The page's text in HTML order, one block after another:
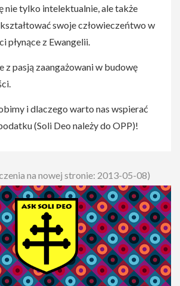
nie tylko intelektualnie, ale także
swoje człowieczeńtwo w
płynące z Ewangelii.
z pasją zaangażowani w budowę
i dlaczego warto nas wspierać
(Soli Deo należy do OPP)!
na nowej stronie: 2013-05-08)